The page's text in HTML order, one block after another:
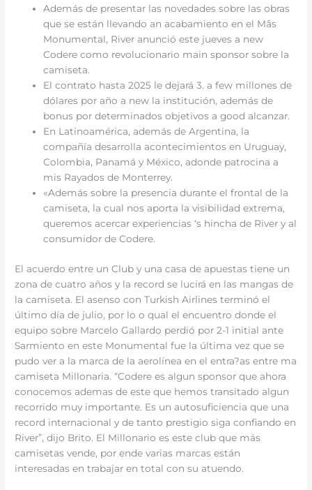
Además de presentar las novedades sobre las obras
que se están llevando an acabamiento en el Mâs
Monumental, River anunció este jueves a new
Codere como revolucionario main sponsor sobre la
camiseta.
El contrato hasta 2025 le dejará 3. a few millones de
dólares por año a new la institución, además de
bonus por determinados objetivos a good alcanzar.
En Latinoamérica, además de Argentina, la
compañía desarrolla acontecimientos en Uruguay,
Colombia, Panamá y México, adonde patrocina a
mis Rayados de Monterrey.
«Además sobre la presencia durante el frontal de la
camiseta, la cual nos aporta la visibilidad extrema,
queremos acercar experiencias ‘s hincha de River y al
consumidor de Codere.
El acuerdo entre un Club y una casa de apuestas tiene un
zona de cuatro años y la record se lucirá en las mangas de
la camiseta. El asenso con Turkish Airlines terminó el
último día de julio, por lo o qual el encuentro donde el
equipo sobre Marcelo Gallardo perdió por 2-1 initial ante
Sarmiento en este Monumental fue la última vez que se
pudo ver a la marca de la aerolínea en el entra?as entre ma
camiseta Millonaria. “Codere es algun sponsor que ahora
conocemos ademas de este que hemos transitado algun
recorrido muy importante. Es un autosuficiencia que una
record internacional y de tanto prestigio siga confiando en
River”, dijo Brito. El Millonario es este club que más
camisetas vende, por ende varias marcas están
interesadas en trabajar en total con su atuendo.